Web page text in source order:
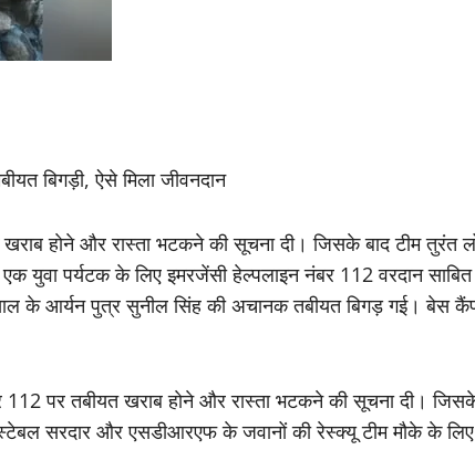
बिगड़ी, ऐसे मिला जीवनदान
हाेने और रास्ता भटकने की सूचना दी। जिसके बाद टीम तुरंत
युवा पर्यटक के लिए इमरजेंसी हेल्पलाइन नंबर 112 वरदान
के आर्यन पुत्र सुनील सिंह की अचानक तबीयत बिगड़ गई। बेस
पर तबीयत खराब हाेने और रास्ता भटकने की सूचना दी।
सरदार और एसडीआरएफ के जवानों की रेस्क्यू टीम मौके के लिए